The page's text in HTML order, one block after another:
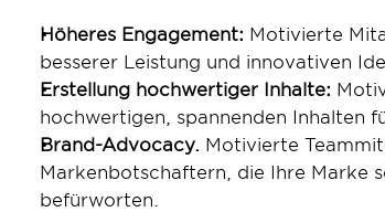
Höheres Engagement: Motivierte
besserer Leistung und innovativen
Erstellung hochwertiger Inhalte:
hochwertigen, spannenden Inhalten
Brand-Advocacy. Motivierte
Markenbotschaftern, die Ihre Marke
befürworten.